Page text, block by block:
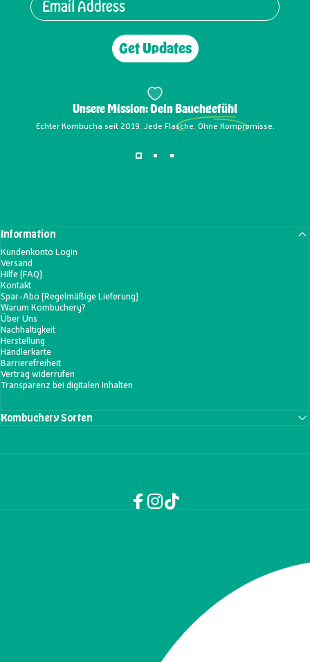
Get Updates
Unsere Mission: DeinBauchgefühl
Echter Kombucha seit 2019. Jede Flasche. Ohne Kompromisse.
Information
Kundenkonto Login
Versand
Hilfe (FAQ)
Kontakt
Spar-Abo (Regelmäßige Lieferung)
Warum Kombuchery?
Über Uns
Nachhaltigkeit
Herstellung
Händlerkarte
Barrierefreiheit
Vertrag widerrufen
Transparenz bei digitalen Inhalten
Kombuchery Sorten